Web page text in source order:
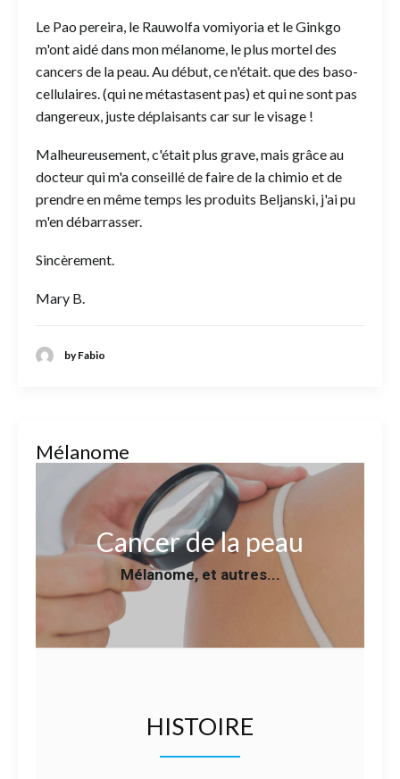
Le Pao pereira, le Rauwolfa vomiyoria et le Ginkgo
m'ont aidé dans mon mélanome, le plus mortel des
cancers de la peau. Au début, ce n'était. que des baso-
cellulaires. (qui ne métastasent pas) et qui ne sont pas
dangereux, juste déplaisants car sur le visage !
Malheureusement, c'était plus grave, mais grâce au
docteur qui m'a conseillé de faire de la chimio et de
prendre en même temps les produits Beljanski, j'ai pu
m'en débarrasser.
Sincèrement.
Mary B.
by Fabio
Mélanome
Cancer de la peau
Mélanome, et autres...
HISTOIRE